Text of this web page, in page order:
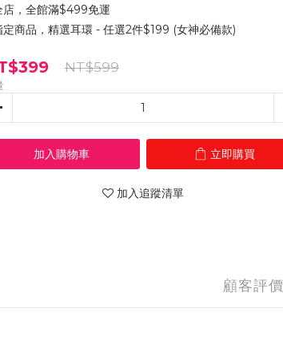
店，全館滿$499免運
定商品，精選耳環 - 任選2件$199 (女神必備款)
NT$599
加入購物車 立即購買
加入追蹤清單
顧客評價